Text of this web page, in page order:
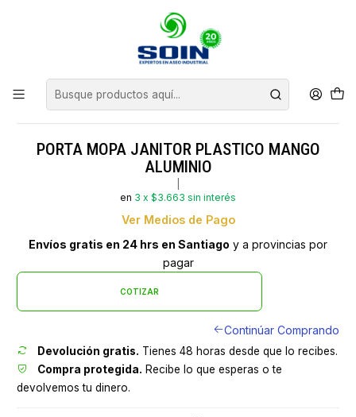
INSUMOS DE ASEO
PORTA MOPA JANITOR PLASTICO MANGO ALUMINIO
PORTA MOPA JANITOR PLASTICO MANGO
ALUMINIO
en 3 x $3.663 sin interés
Ver Medios de Pago
Envíos gratis en 24 hrs en Santiago y a provincias por
pagar
COTIZAR
Continúar Comprando
Devolución gratis. Tienes 48 horas desde que lo recibes.
Compra protegida. Recibe lo que esperas o te
devolvemos tu dinero.